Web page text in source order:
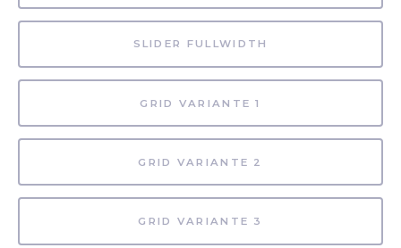
SLIDER FULLWIDTH
GRID VARIANTE 1
GRID VARIANTE 2
GRID VARIANTE 3